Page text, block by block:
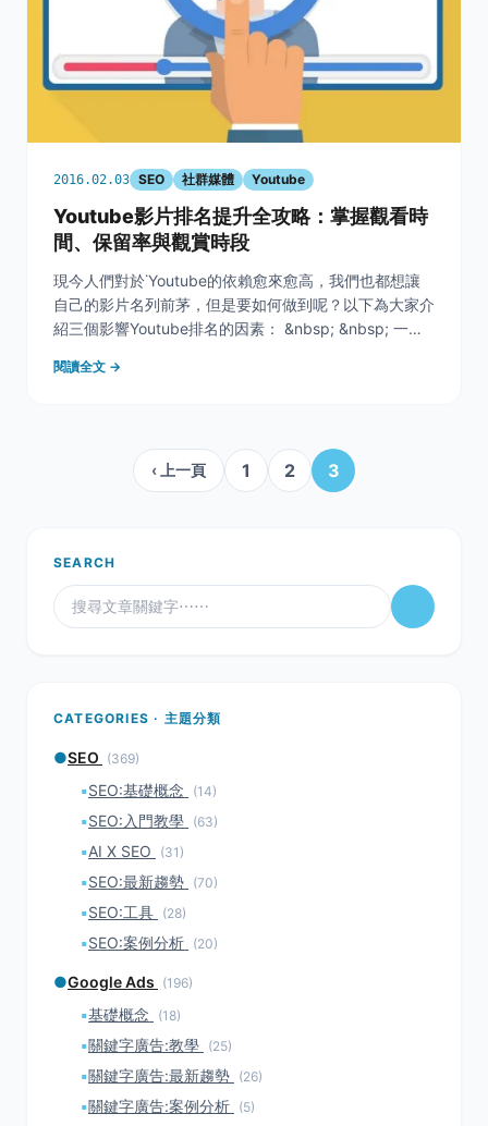
2016.02.03 SEO 社群媒體 Youtube
Youtube影片排名提升全攻略：掌握觀看時
間、保留率與觀賞時段
現今人們對於˙Youtube的依賴愈來愈高，我們也都想讓
自己的影片名列前茅，但是要如何做到呢？以下為大家介
紹三個影響Youtube排名的因素： &nbsp; &nbsp; 一、
響最大的因素了，它指的是所有觀眾在觀看影片花費的總
閱讀全文 →
‹ 上一頁 1 2 3
SEARCH
CATEGORIES · 主題分類
●SEO (369)
▪SEO:基礎概念 (14)
▪SEO:入門教學 (63)
▪AI X SEO (31)
▪SEO:最新趨勢 (70)
▪SEO:工具 (28)
▪SEO:案例分析 (20)
●Google Ads (196)
▪基礎概念 (18)
▪關鍵字廣告:教學 (25)
▪關鍵字廣告:最新趨勢 (26)
▪關鍵字廣告:案例分析 (5)